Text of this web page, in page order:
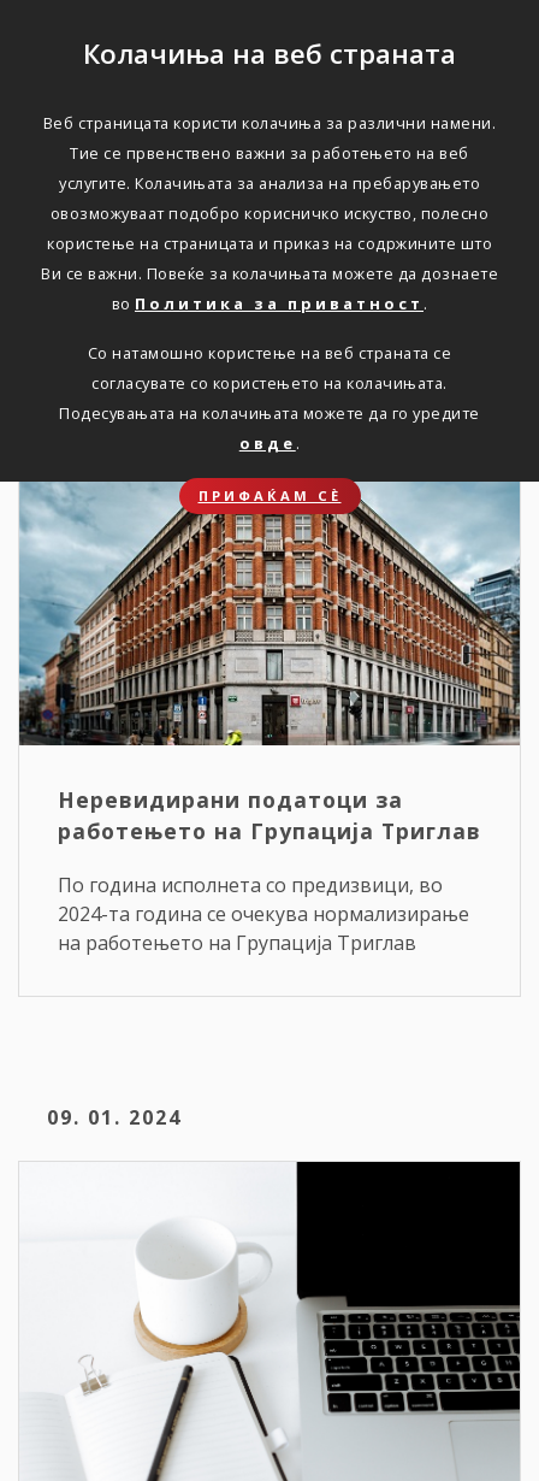
Колачиња на веб страната
Веб страницата користи колачиња за различни намени.
Тие се првенствено важни за работењето на веб
услугите. Колачињата за анализа на пребарувањето
овозможуваат подобро корисничко искуство, полесно
користење на страницата и приказ на содржините што
Ви се важни. Повеќе за колачињата можете да дознаете
во Политика за приватност .
Со натамошно користење на веб страната се
согласувате со користењето на колачињата.
Подесувањата на колачињата можете да го уредите
овде .
ПРИФАЌАМ СЀ
НОВОСТИ
Актуелно
Новости
06. 03. 2024
Неревидирани податоци за
работењето на Групација Триглав
По година исполнета со предизвици, во
2024-та година се очекува нормализирање
на работењето на Групација Триглав
09. 01. 2024